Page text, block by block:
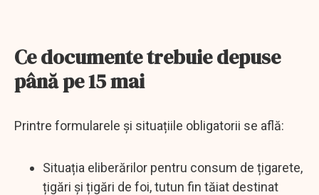
Ce documente trebuie depuse
până pe 15 mai
Printre formularele și situațiile obligatorii se află:
Situația eliberărilor pentru consum de țigarete,
țigări și țigări de foi, tutun fin tăiat destinat